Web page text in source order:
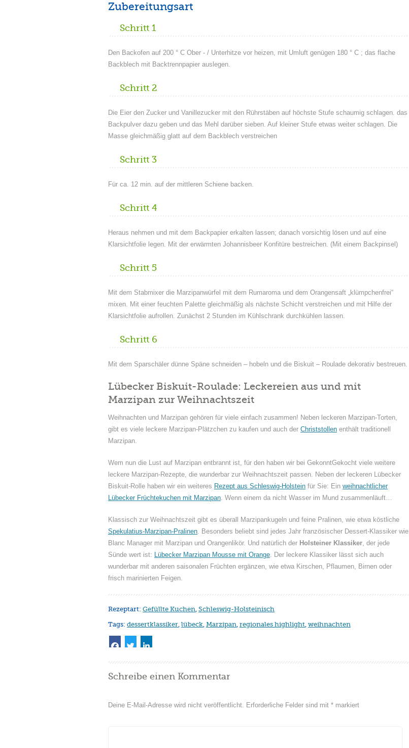
Zubereitungsart
Schritt 1
Den Backofen auf 200 ° C Ober - / Unterhitze vor heizen, mit Umluft genügen 180 ° C ; das flache
Backblech mit Backtrennpapier auslegen.
Schritt 2
Die Eier den Zucker und Vanillezucker mit den Rührstäben auf höchste Stufe schaumig schlagen. das
Backpulver dazu geben und das Mehl darüber sieben. Auf kleiner Stufe etwas weiter schlagen. Die
Masse gleichmäßig glatt auf dem Backblech verstreichen
Schritt 3
Für ca. 12 min. auf der mittleren Schiene backen.
Schritt 4
Heraus nehmen und mit dem Backpapier erkalten lassen; danach vorsichtig lösen und auf eine
Klarsichtfolie legen. Mit der erwärmten Johannisbeer Konfitüre bestreichen. (Mit einem Backpinsel)
Schritt 5
Mit dem Stabmixer die Marzipanwürfel mit dem Rumaroma und dem Orangensaft „klümpchenfrei“
mixen. Mit einer feuchten Palette gleichmäßig als nächste Schicht verstreichen und mit Hilfe der
Klarsichtfolie aufrollen. Zunächst 2 Stunden im Kühlschrank durchkühlen lassen.
Schritt 6
Mit dem Sparschäler dünne Späne schneiden – hobeln und die Biskuit – Roulade dekorativ bestreuen.
Lübecker Biskuit-Roulade: Leckereien aus und mit
Marzipan zur Weihnachtszeit
Weihnachten und Marzipan gehören für viele einfach zusammen! Neben leckeren Marzipan-Torten,
gibt es viele leckere Marzipan-Plätzchen zu kaufen und auch der Christstollen enthält traditionell
Marzipan.
Wem nun die Lust auf Marzipan entbrannt ist, für den haben wir bei GekonntGekocht viele weitere
leckere Marzipan-Rezepte, die wunderbar zur Weihnachtszeit passen. Neben der leckeren Lübecker
Biskuit-Rolle haben wir ein weiteres Rezept aus Schleswig-Holstein für Sie: Ein weihnachtlicher
Lübecker Früchtekuchen mit Marzipan. Wenn einem da nicht Wasser im Mund zusammenläuft…
Klassisch zur Weihnachtszeit gibt es überall Marzipankugeln und feine Pralinen, wie etwa köstliche
Spekulatius-Marzipan-Pralinen. Besonders beliebt sind jedes Jahr französischer Dessert-Klassiker wie
Blanc Manager mit Marzipan und Orangenlikör. Und natürlich der Holsteiner Klassiker, der jede
Sünde wert ist: Lübecker Marzipan Mousse mit Orange. Der leckere Klassiker lässt sich auch
wunderbar mit anderen saisonalen Früchten ergänzen, wie etwa Kirschen, Pflaumen, Birnen oder
frisch marinierten Feigen.
Rezeptart: Gefüllte Kuchen, Schleswig-Holsteinisch
Tags: dessertklassiker, lübeck, Marzipan, regionales highlight, weihnachten
Schreibe einen Kommentar
Deine E-Mail-Adresse wird nicht veröffentlicht. Erforderliche Felder sind mit * markiert